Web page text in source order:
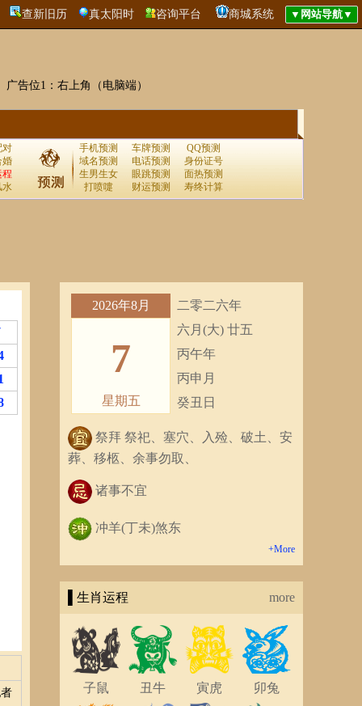
查新旧历 真太阳时 咨询平台 商城系统
广告位1：右上角（电脑端）
对
婚
程
水
手机预测 车牌预测
QQ预测
域名预测
电话预测
身份证号
生男生女
眼跳预测
面热预测
打喷嚏
财运预测 寿终计算
2026年8月
7
星期五
二零二六年
六月(大) 廿五
丙午年
丙申月
癸丑日
祭拜 祭祀、塞穴、入殓、破土、安
葬、移柩、余事勿取、
诸事不宜
冲羊(丁未)煞东
+More
▌生肖运程 more
子鼠 丑牛 寅虎 卯兔